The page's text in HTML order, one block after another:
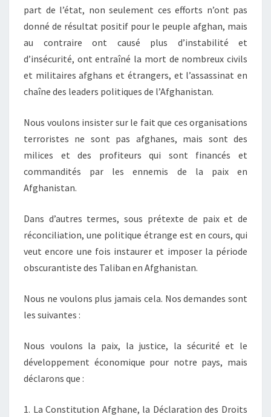
part de l’état, non seulement ces efforts n’ont pas
donné de résultat positif pour le peuple afghan, mais
au contraire ont causé plus d’instabilité et
d’insécurité, ont entraîné la mort de nombreux civils
et militaires afghans et étrangers, et l’assassinat en
chaîne des leaders politiques de l’Afghanistan.
Nous voulons insister sur le fait que ces organisations
terroristes ne sont pas afghanes, mais sont des
milices et des profiteurs qui sont financés et
commandités par les ennemis de la paix en
Afghanistan.
Dans d’autres termes, sous prétexte de paix et de
réconciliation, une politique étrange est en cours, qui
veut encore une fois instaurer et imposer la période
obscurantiste des Taliban en Afghanistan.
Nous ne voulons plus jamais cela. Nos demandes sont
les suivantes :
Nous voulons la paix, la justice, la sécurité et le
développement économique pour notre pays, mais
déclarons que :
1. La Constitution Afghane, la Déclaration des Droits